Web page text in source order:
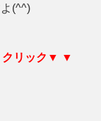
(^^)
クリック▼ ▼